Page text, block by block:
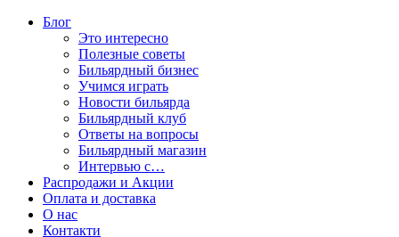
Блог
Это интересно
Полезные советы
Бильярдный бизнес
Учимся играть
Новости бильярда
Бильярдный клуб
Ответы на вопросы
Бильярдный магазин
Интервью с…
Распродажи и Акции
Оплата и доставка
О нас
Контакти